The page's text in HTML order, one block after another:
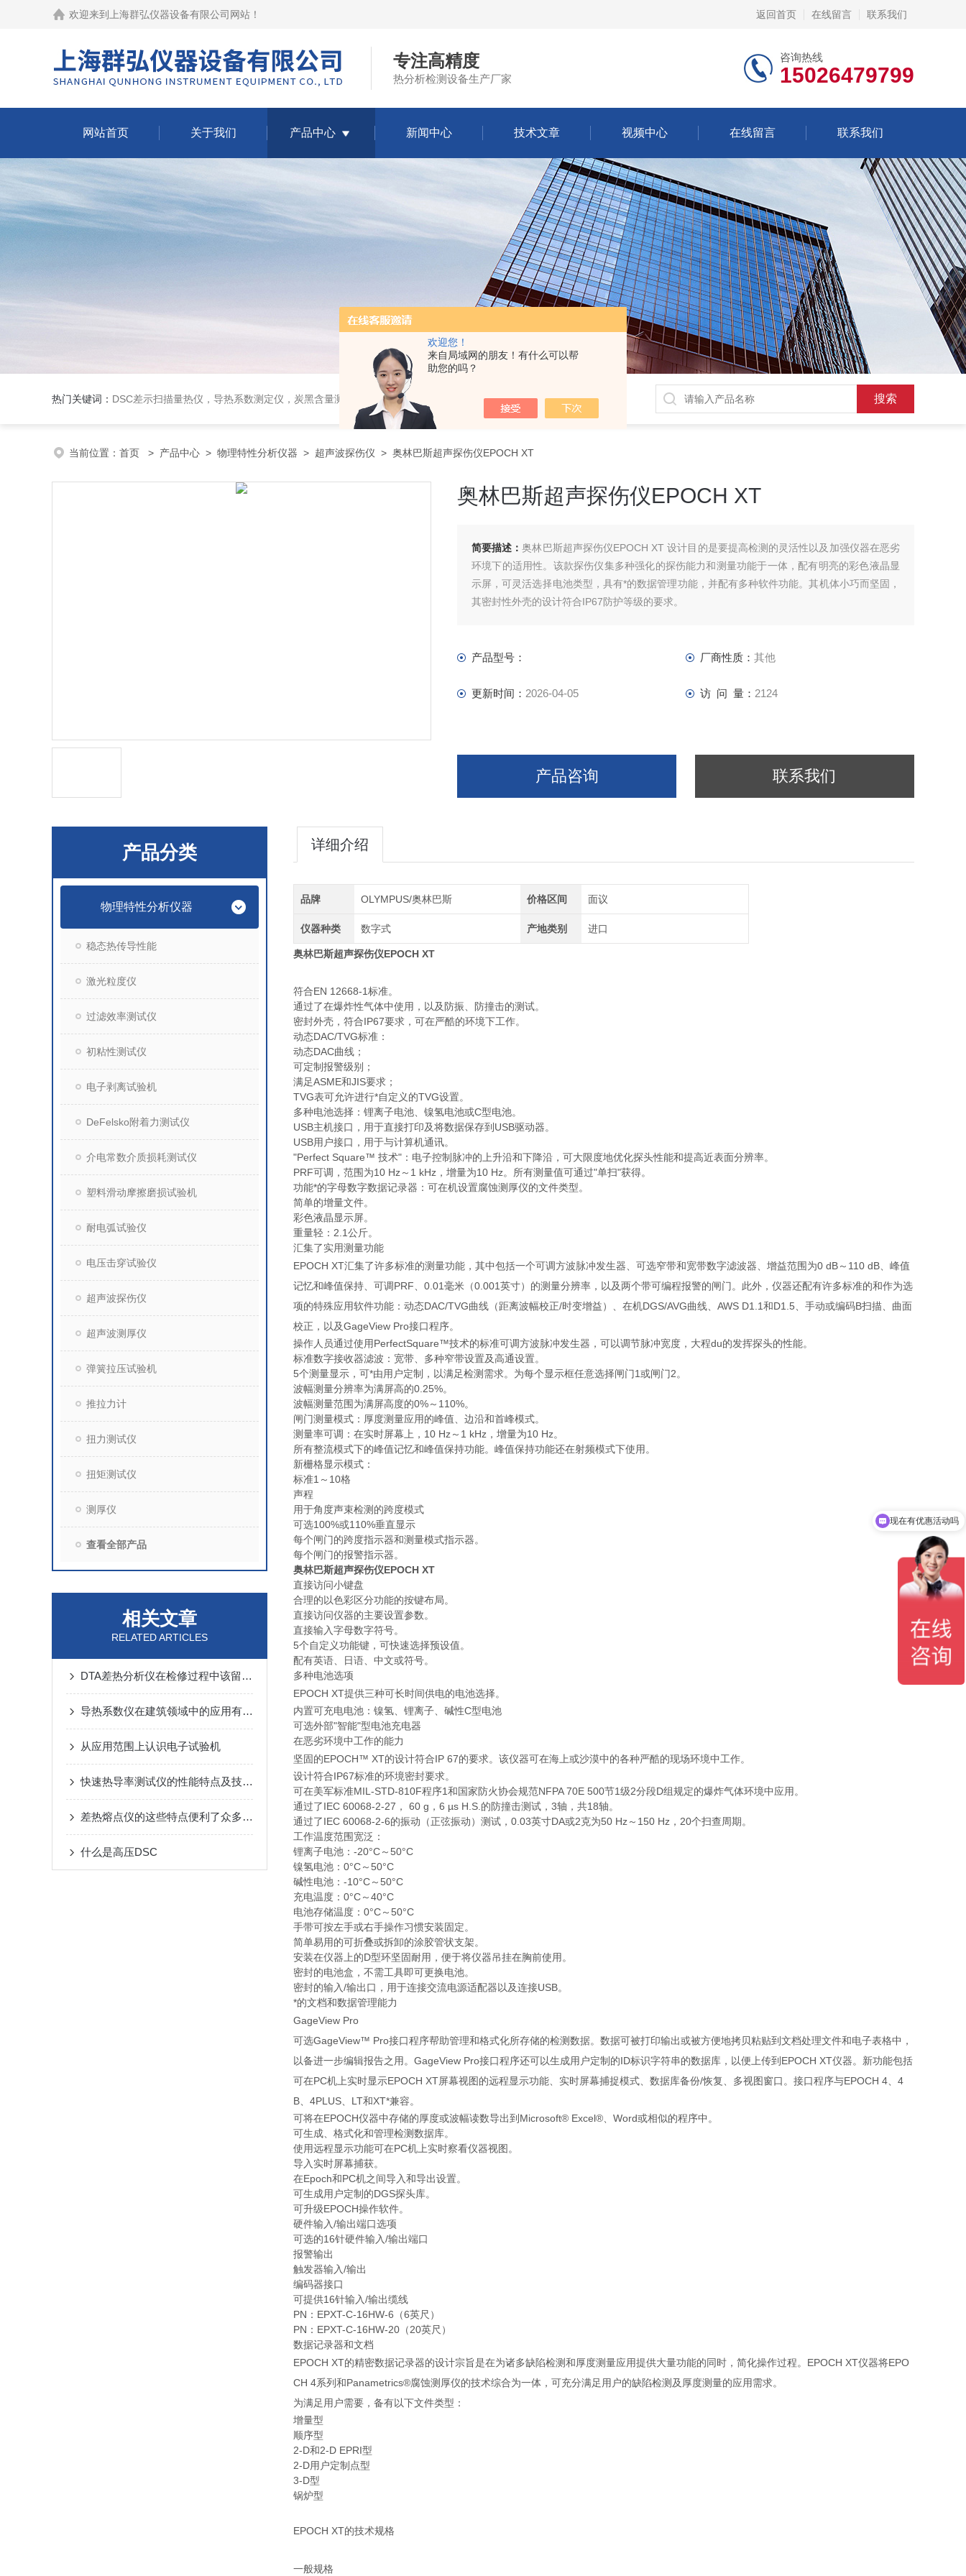
欢迎您！
来自局域网的朋友！有什么可以帮
助您的吗？
欢迎来到 上海群弘仪器设备有限公司网站 ！ 返回首页 在线留言 联系我们
专注高精度
热分析检测设备生产厂家
咨询热线
15026479799
网站首页 关于我们 产品中心 新闻中心 技术文章 视频中心 在线留言 联系我们
热门关键词： DSC差示扫描量热仪，导热系数测定仪，炭黑含量测试仪，无损检测设备，，塑料检测设备，金相检测设备，阻燃试验设备，耐环境老化设备，金属检测设备，量具量仪
当前位置： 首页 > 产品中心 > 物理特性分析仪器 > 超声波探伤仪 > 奥林巴斯超声探伤仪EPOCH XT
奥林巴斯超声探伤仪EPOCH XT
简要描述：奥林巴斯超声探伤仪EPOCH XT 设计目的是要提高检测的灵活性以及加强仪器在恶劣
环境下的适用性。该款探伤仪集多种强化的探伤能力和测量功能于一体，配有明亮的彩色液晶显
示屏，可灵活选择电池类型，具有*的数据管理功能，并配有多种软件功能。其机体小巧而坚固，
其密封性外壳的设计符合IP67防护等级的要求。
产品型号： 厂商性质： 其他
更新时间： 2026-04-05 访 问 量： 2124
产品咨询 联系我们
产品分类
物理特性分析仪器
稳态热传导性能
激光粒度仪
过滤效率测试仪
初粘性测试仪
电子剥离试验机
DeFelsko附着力测试仪
介电常数介质损耗测试仪
塑料滑动摩擦磨损试验机
耐电弧试验仪
电压击穿试验仪
超声波探伤仪
超声波测厚仪
弹簧拉压试验机
推拉力计
扭力测试仪
扭矩测试仪
测厚仪
查看全部产品
相关文章
RELATED ARTICLES
DTA差热分析仪在检修过程中该留意的事项
导热系数仪在建筑领域中的应用有哪些？
从应用范围上认识电子试验机
快速热导率测试仪的性能特点及技术参数
差热熔点仪的这些特点便利了众多行业
什么是高压DSC
详细介绍
品牌 OLYMPUS/奥林巴斯 价格区间 面议
仪器种类 数字式 产地类别 进口
奥林巴斯超声探伤仪EPOCH XT
符合EN 12668-1标准。
通过了在爆炸性气体中使用，以及防振、防撞击的测试。
密封外壳，符合IP67要求，可在严酷的环境下工作。
动态DAC/TVG标准：
动态DAC曲线；
可定制报警级别；
满足ASME和JIS要求；
TVG表可允许进行*自定义的TVG设置。
多种电池选择：锂离子电池、镍氢电池或C型电池。
USB主机接口，用于直接打印及将数据保存到USB驱动器。
USB用户接口，用于与计算机通讯。
"Perfect Square™ 技术"：电子控制脉冲的上升沿和下降沿，可大限度地优化探头性能和提高近表面分辨率。
PRF可调，范围为10 Hz～1 kHz，增量为10 Hz。所有测量值可通过"单扫"获得。
功能*的字母数字数据记录器：可在机设置腐蚀测厚仪的文件类型。
简单的增量文件。
彩色液晶显示屏。
重量轻：2.1公斤。
汇集了实用测量功能
EPOCH XT汇集了许多标准的测量功能，其中包括一个可调方波脉冲发生器、可选窄带和宽带数字滤波器、增益范围为0 dB～110 dB、峰值
记忆和峰值保持、可调PRF、0.01毫米（0.001英寸）的测量分辨率，以及两个带可编程报警的闸门。此外，仪器还配有许多标准的和作为选
项的特殊应用软件功能：动态DAC/TVG曲线（距离波幅校正/时变增益）、在机DGS/AVG曲线、AWS D1.1和D1.5、手动或编码B扫描、曲面
校正，以及GageView Pro接口程序。
操作人员通过使用PerfectSquare™技术的标准可调方波脉冲发生器，可以调节脉冲宽度，大程du的发挥探头的性能。
标准数字接收器滤波：宽带、多种窄带设置及高通设置。
5个测量显示，可*由用户定制，以满足检测需求。为每个显示框任意选择闸门1或闸门2。
波幅测量分辨率为满屏高的0.25%。
波幅测量范围为满屏高度的0%～110%。
闸门测量模式：厚度测量应用的峰值、边沿和首峰模式。
测量率可调：在实时屏幕上，10 Hz～1 kHz，增量为10 Hz。
所有整流模式下的峰值记忆和峰值保持功能。峰值保持功能还在射频模式下使用。
新栅格显示模式：
标准1～10格
声程
用于角度声束检测的跨度模式
可选100%或110%垂直显示
每个闸门的跨度指示器和测量模式指示器。
每个闸门的报警指示器。
奥林巴斯超声探伤仪EPOCH XT
直接访问小键盘
合理的以色彩区分功能的按键布局。
直接访问仪器的主要设置参数。
直接输入字母数字符号。
5个自定义功能键，可快速选择预设值。
配有英语、日语、中文或符号。
多种电池选项
EPOCH XT提供三种可长时间供电的电池选择。
内置可充电电池：镍氢、锂离子、碱性C型电池
可选外部"智能"型电池充电器
在恶劣环境中工作的能力
坚固的EPOCH™ XT的设计符合IP 67的要求。该仪器可在海上或沙漠中的各种严酷的现场环境中工作。
设计符合IP67标准的环境密封要求。
可在美军标准MIL-STD-810F程序1和国家防火协会规范NFPA 70E 500节1级2分段D组规定的爆炸气体环境中应用。
通过了IEC 60068-2-27， 60 g，6 µs H.S.的防撞击测试，3轴，共18轴。
通过了IEC 60068-2-6的振动（正弦振动）测试，0.03英寸DA或2克为50 Hz～150 Hz，20个扫查周期。
工作温度范围宽泛：
锂离子电池：-20°C～50°C
镍氢电池：0°C～50°C
碱性电池：-10°C～50°C
充电温度：0°C～40°C
电池存储温度：0°C～50°C
手带可按左手或右手操作习惯安装固定。
简单易用的可折叠或拆卸的涂胶管状支架。
安装在仪器上的D型环坚固耐用，便于将仪器吊挂在胸前使用。
密封的电池盒，不需工具即可更换电池。
密封的输入/输出口，用于连接交流电源适配器以及连接USB。
*的文档和数据管理能力
GageView Pro
可选GageView™ Pro接口程序帮助管理和格式化所存储的检测数据。数据可被打印输出或被方便地拷贝粘贴到文档处理文件和电子表格中，
以备进一步编辑报告之用。GageView Pro接口程序还可以生成用户定制的ID标识字符串的数据库，以便上传到EPOCH XT仪器。新功能包括
可在PC机上实时显示EPOCH XT屏幕视图的远程显示功能、实时屏幕捕捉模式、数据库备份/恢复、多视图窗口。接口程序与EPOCH 4、4
B、4PLUS、LT和XT*兼容。
可将在EPOCH仪器中存储的厚度或波幅读数导出到Microsoft® Excel®、Word或相似的程序中。
可生成、格式化和管理检测数据库。
使用远程显示功能可在PC机上实时察看仪器视图。
导入实时屏幕捕获。
在Epoch和PC机之间导入和导出设置。
可生成用户定制的DGS探头库。
可升级EPOCH操作软件。
硬件输入/输出端口选项
可选的16针硬件输入/输出端口
报警输出
触发器输入/输出
编码器接口
可提供16针输入/输出缆线
PN：EPXT-C-16HW-6（6英尺）
PN：EPXT-C-16HW-20（20英尺）
数据记录器和文档
EPOCH XT的精密数据记录器的设计宗旨是在为诸多缺陷检测和厚度测量应用提供大量功能的同时，简化操作过程。EPOCH XT仪器将EPO
CH 4系列和Panametrics®腐蚀测厚仪的技术综合为一体，可充分满足用户的缺陷检测及厚度测量的应用需求。
为满足用户需要，备有以下文件类型：
增量型
顺序型
2-D和2-D EPRI型
2-D用户定制点型
3-D型
锅炉型
EPOCH XT的技术规格
一般规格
可以介绍下你们的产品么